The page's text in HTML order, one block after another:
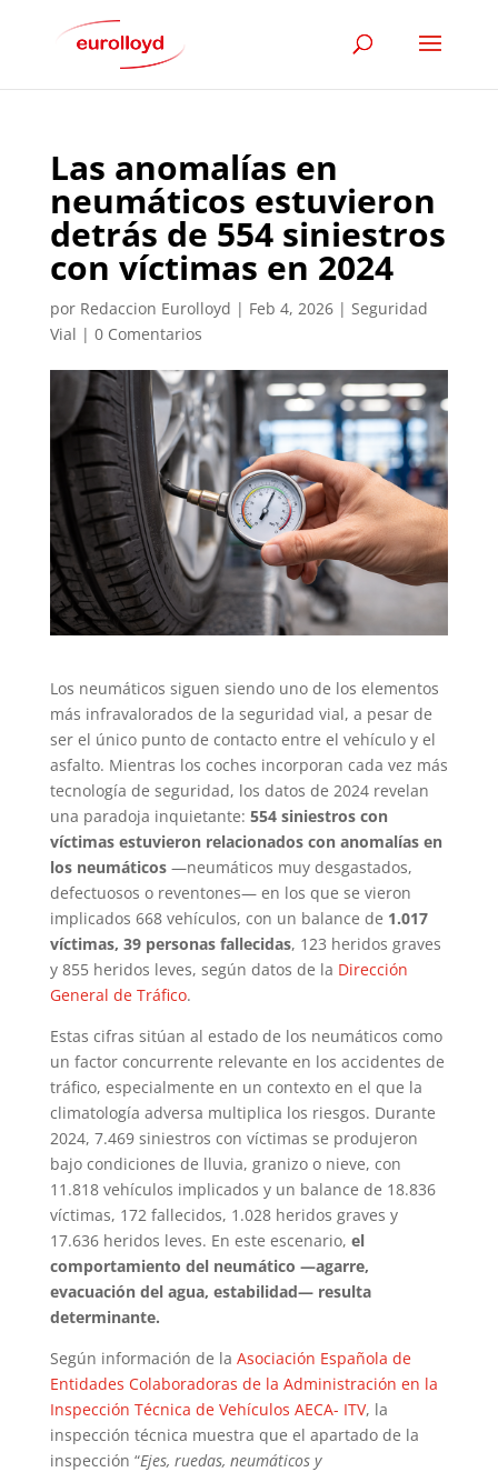
Las anomalías en
neumáticos estuvieron
detrás de 554 siniestros
con víctimas en 2024
por Redaccion Eurolloyd | Feb 4, 2026| Seguridad
Vial | 0 Comentarios
Los neumáticos siguen siendo uno de los elementos
más infravalorados de la seguridad vial, a pesar de
ser el único punto de contacto entre el vehículo y el
asfalto. Mientras los coches incorporan cada vez más
tecnología de seguridad, los datos de 2024 revelan
una paradoja inquietante: 554 siniestros con
víctimas estuvieron relacionados con anomalías en
los neumáticos—neumáticos muy desgastados,
defectuosos o reventones— en los que se vieron
implicados 668 vehículos, con un balance de 1.017
víctimas, 39 personas fallecidas, 123 heridos graves
y 855 heridos leves, según datos de la Dirección
General de Tráfico.
Estas cifras sitúan al estado de los neumáticos como
un factor concurrente relevante en los accidentes de
tráfico, especialmente en un contexto en el que la
climatología adversa multiplica los riesgos. Durante
2024, 7.469 siniestros con víctimas se produjeron
bajo condiciones de lluvia, granizo o nieve, con
11.818 vehículos implicados y un balance de 18.836
víctimas, 172 fallecidos, 1.028 heridos graves y
17.636 heridos leves. En este escenario, el
comportamiento del neumático —agarre,
evacuación del agua, estabilidad— resulta
determinante.
Según información de la Asociación Española de
Entidades Colaboradoras de la Administración en la
Inspección Técnica de Vehículos AECA- ITV, la
inspección técnica muestra que el apartado de la
inspección “Ejes, ruedas, neumáticos y